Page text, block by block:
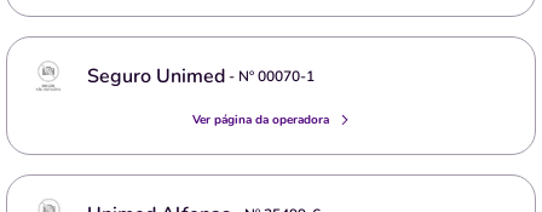
Seguro Unimed- Nº00070-1
Ver página da operadora